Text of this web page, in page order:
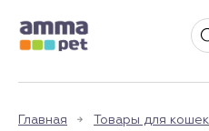
Главная
Товары для кошек